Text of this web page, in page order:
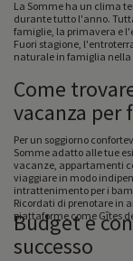
La Somme ha un clima
durante tutto l'anno.
famiglie, la primavera e
Fuori stagione,
naturale in famiglia nella
Come
vacanza per
Per un soggiorno
Somme adatto alle tue
vacanze, appartamenti
viaggiare in modo
intrattenimento per i
Ricordati di prenotare in
piattaforme come Gîtes
Budget e
successo